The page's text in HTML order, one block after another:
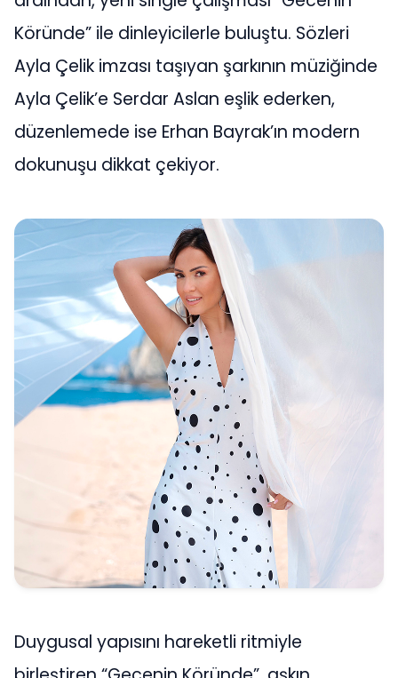
Köründe” ile dinleyicilerle buluştu. Sözleri
Ayla Çelik imzası taşıyan şarkının müziğinde
Ayla Çelik’e Serdar Aslan eşlik ederken,
düzenlemede ise Erhan Bayrak’ın modern
dokunuşu dikkat çekiyor.
Duygusal yapısını hareketli ritmiyle